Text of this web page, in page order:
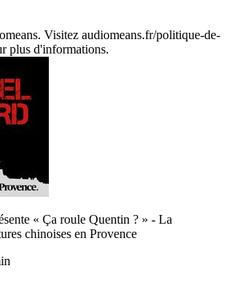
Visitez audiomeans.fr/politique-de-
plus d'informations.
« Ça roule Quentin ? » - La
chinoises en Provence